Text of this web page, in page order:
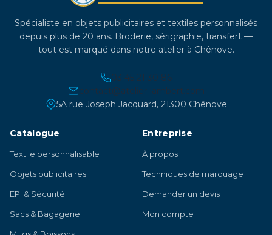
Spécialiste en objets publicitaires et textiles personnalisés
depuis plus de 20 ans. Broderie, sérigraphie, transfert —
tout est marqué dans notre atelier à Chênove.
03 45 21 30 86
contact@atelier-lambert.com
5A rue Joseph Jacquard, 21300 Chênove
Catalogue
Textile personnalisable
Objets publicitaires
EPI & Sécurité
Sacs & Bagagerie
Entreprise
À propos
Techniques de marquage
Demander un devis
Mon compte